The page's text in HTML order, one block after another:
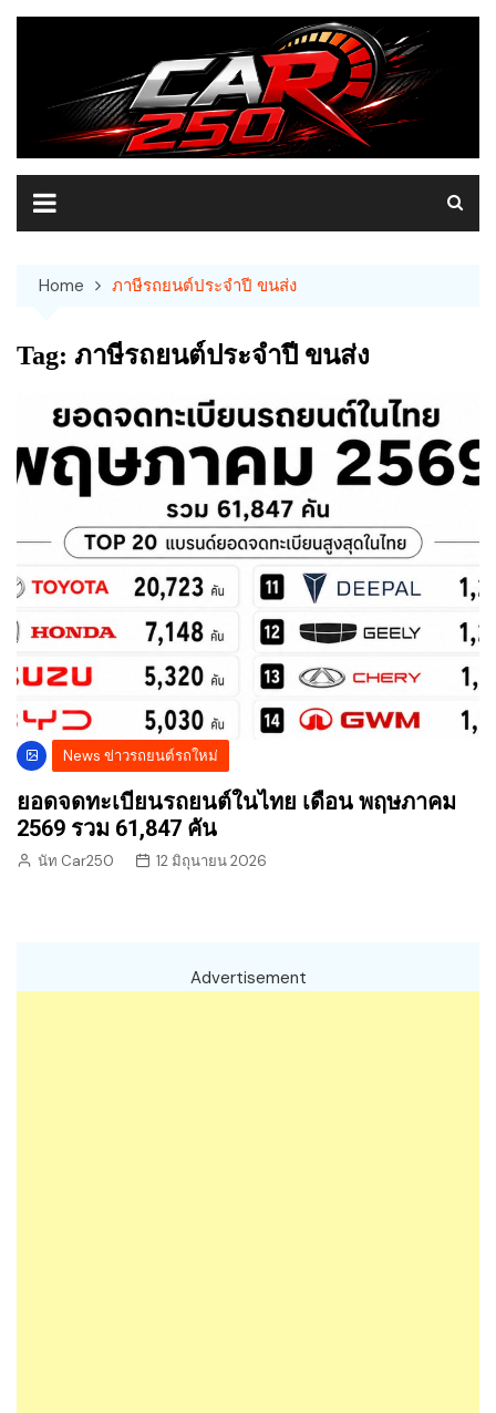
Skip
Home ภาษีรถยนต์ประจำปี ขนส่ง
Tag: ภาษีรถยนต์ประจำปี ขนส่ง
News ข่าวรถยนต์รถใหม่
ยอดจดทะเบียนรถยนต์ในไทย เดือน พฤษภาคม
2569 รวม 61,847 คัน
นัท Car250 12 มิถุนายน 2026
Advertisement